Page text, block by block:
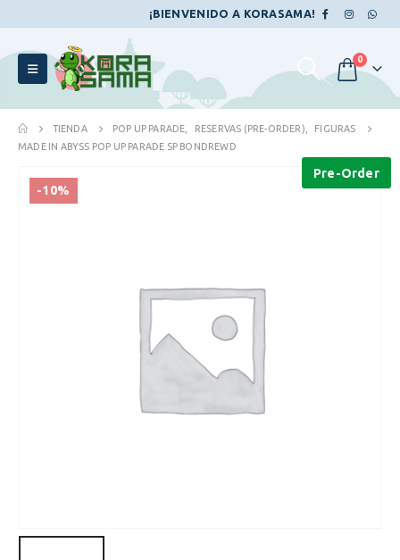
¡BIENVENIDO A KORASAMA!
0
TIENDA POP UP PARADE RESERVAS (PRE-ORDER)
FIGURAS
MADE IN ABYSS POP UP PARADE SP BONDREWD
-10%
Pre-Order